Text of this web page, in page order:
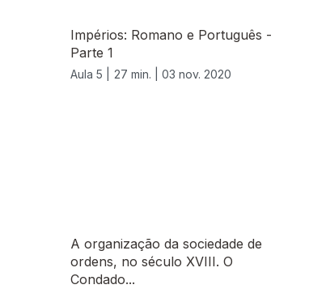
Impérios: Romano e Português -
Parte 1
Aula 5 | 27 min. | 03 nov. 2020
A organização da sociedade de
ordens, no século XVIII. O
Condado...